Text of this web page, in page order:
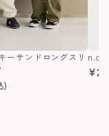
ーサンドロングスリ
)
¥